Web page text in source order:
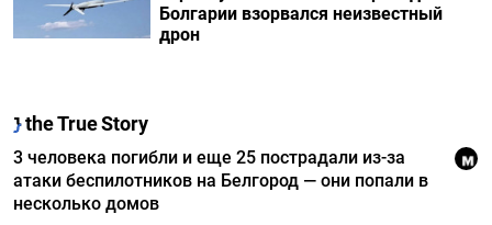
Болгарии взорвался неизвестный
дрон